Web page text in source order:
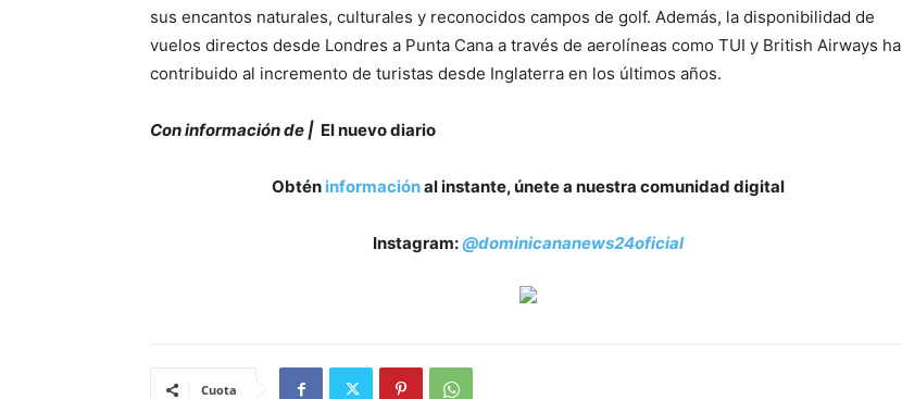
sus encantos naturales, culturales y reconocidos campos de golf. Además, la disponibilidad de
vuelos directos desde Londres a Punta Cana a través de aerolíneas como TUI y British Airways ha
contribuido al incremento de turistas desde Inglaterra en los últimos años.
Con información de | El nuevo diario
Obtén informaciónal instante, únete a nuestra comunidad digital
Instagram:@dominicananews24oficial
Cuota